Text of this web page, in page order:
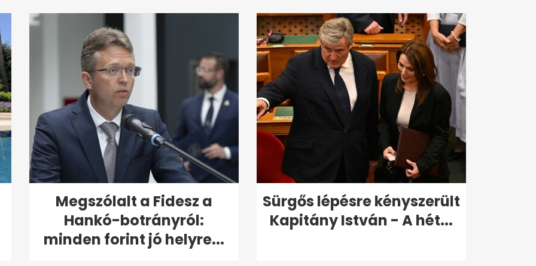
Megszólalt a Fidesz a
Hankó-botrányról:
minden forint jó helyre...
Sürgős lépésre kényszerült
Kapitány István - A hét...